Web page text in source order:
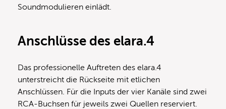
Soundmodulieren einlädt.
Anschlüsse des elara.4
Das professionelle Auftreten des elara.4
unterstreicht die Rückseite mit etlichen
Anschlüssen. Für die Inputs der vier Kanäle sind zwei
RCA-Buchsen für jeweils zwei Quellen reserviert.